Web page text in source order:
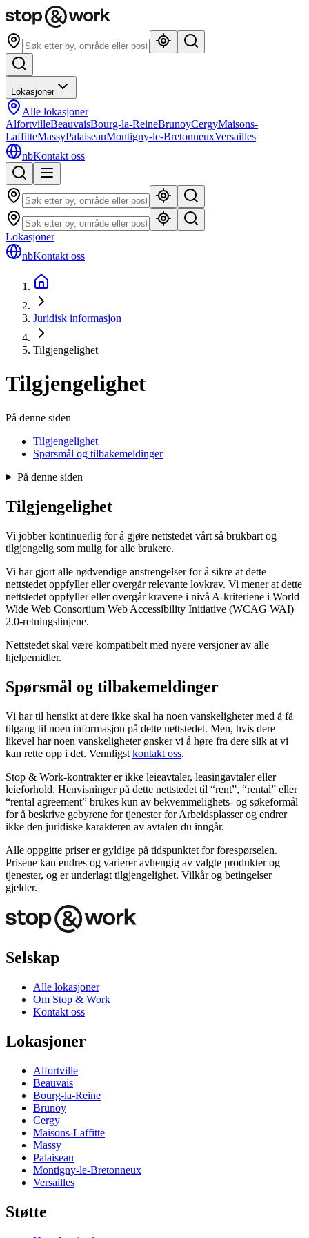
Lokasjoner
Alle lokasjoner
AlfortvilleBeauvaisBourg-la-ReineBrunoyCergyMaisons-
LaffitteMassyPalaiseauMontigny-le-BretonneuxVersailles
nbKontakt oss
Lokasjoner
nbKontakt oss
Juridisk informasjon
Tilgjengelighet
Tilgjengelighet
På denne siden
Tilgjengelighet
Spørsmål og tilbakemeldinger
På denne siden
Tilgjengelighet
Vi jobber kontinuerlig for å gjøre nettstedet vårt så brukbart og
tilgjengelig som mulig for alle brukere.
Vi har gjort alle nødvendige anstrengelser for å sikre at dette
nettstedet oppfyller eller overgår relevante lovkrav. Vi mener at dette
nettstedet oppfyller eller overgår kravene i nivå A-kriteriene i World
Wide Web Consortium Web Accessibility Initiative (WCAG WAI)
2.0-retningslinjene.
Nettstedet skal være kompatibelt med nyere versjoner av alle
hjelpemidler.
Spørsmål og tilbakemeldinger
Vi har til hensikt at dere ikke skal ha noen vanskeligheter med å få
tilgang til noen informasjon på dette nettstedet. Men, hvis dere
likevel har noen vanskeligheter ønsker vi å høre fra dere slik at vi
kan rette opp i det. Vennligst kontakt oss.
Stop & Work‑kontrakter er ikke leieavtaler, leasingavtaler eller
leieforhold. Henvisninger på dette nettstedet til “rent”, “rental” eller
“rental agreement” brukes kun av bekvemmelighets‑ og søkeformål
for å beskrive gebyrene for tjenester for Arbeidsplasser og endrer
ikke den juridiske karakteren av avtalen du inngår.
Alle oppgitte priser er gyldige på tidspunktet for forespørselen.
Prisene kan endres og varierer avhengig av valgte produkter og
tjenester, og er underlagt tilgjengelighet. Vilkår og betingelser
gjelder.
Selskap
Alle lokasjoner
Om Stop & Work
Kontakt oss
Lokasjoner
Alfortville
Beauvais
Bourg-la-Reine
Brunoy
Cergy
Maisons-Laffitte
Massy
Palaiseau
Montigny-le-Bretonneux
Versailles
Støtte